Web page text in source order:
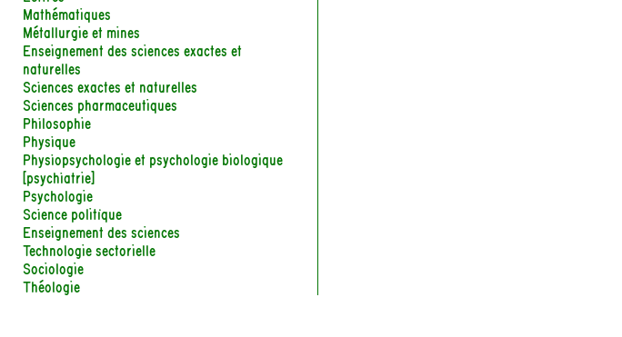
Mathématiques
Métallurgie et mines
Enseignement des sciences exactes et
naturelles
Sciences exactes et naturelles
Sciences pharmaceutiques
Philosophie
Physique
Physiopsychologie et psychologie biologique
[psychiatrie]
Psychologie
Science politique
Enseignement des sciences
Technologie sectorielle
Sociologie
Théologie